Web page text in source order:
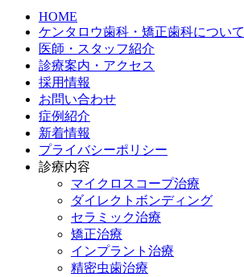
HOME
ケンタロウ歯科・矯正歯科について
医師・スタッフ紹介
診療案内・アクセス
採用情報
お問い合わせ
症例紹介
新着情報
プライバシーポリシー
診療内容
マイクロスコープ治療
ダイレクトボンディング
セラミック治療
矯正治療
インプラント治療
精密虫歯治療